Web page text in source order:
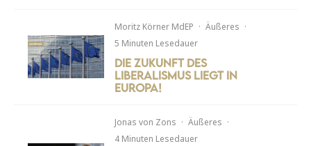
Moritz Körner MdEP · Äußeres ·
5 Minuten Lesedauer
Die Zukunft des
Liberalismus liegt in
Europa!
Jonas von Zons · Äußeres ·
4 Minuten Lesedauer